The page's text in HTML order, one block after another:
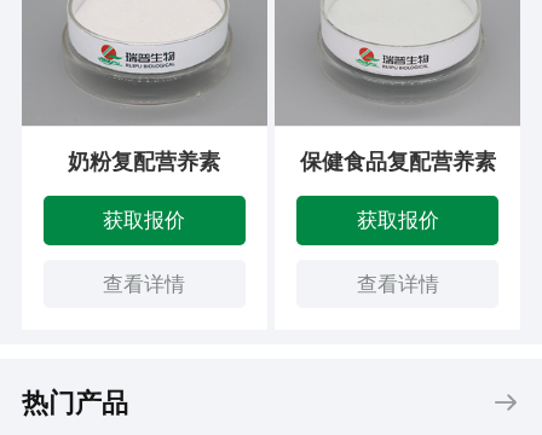
奶粉复配营养素
获取报价
查看详情
保健食品复配营养素
获取报价
查看详情
热门产品